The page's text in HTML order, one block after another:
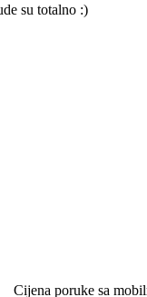
su totalno :)
Cijena poruke sa